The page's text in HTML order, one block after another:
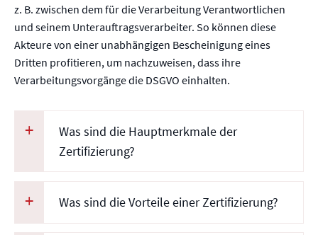
z. B. zwischen dem für die Verarbeitung Verantwortlichen
und seinem Unterauftragsverarbeiter. So können diese
Akteure von einer unabhängigen Bescheinigung eines
Dritten profitieren, um nachzuweisen, dass ihre
Verarbeitungsvorgänge die DSGVO einhalten.
Was sind die Hauptmerkmale der
Zertifizierung?
Was sind die Vorteile einer Zertifizierung?